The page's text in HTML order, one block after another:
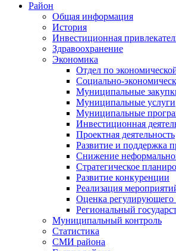
Район
Общая информация
История
Инвестиционная
Здравоохранение
Экономика
Отдел по
Социально-
Муниципальные
Муниципальные услуги
Муниципальные
Инвестиционная
Проектная деятельность
Развитие и поддержка
Снижение
Стратегическое
Развитие конкуренции
Реализация
Оценка
Региональный
Муниципальный контроль
Статистика
СМИ района